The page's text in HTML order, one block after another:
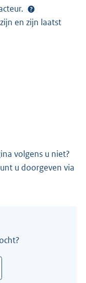
en zijn laatst
volgens u niet?
u doorgeven via